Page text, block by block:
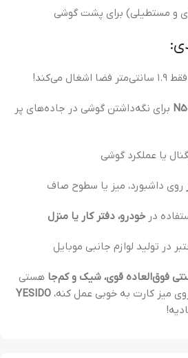
و مستطیلی) برای پشت گوشی
فضا اشغال می‌کند!
برای نگه‌داشتن گوشی در جاده‌های پر
یا عملکرد گوشی
روی داشبورد، میز یا سطوح صاف
در خودرو، دفتر کار یا منزل
در تولید لوازم جانبی موبایل
فوق‌العاده قوی، شیک و کم‌جا هستی
میز کارت به خوبی عمل کنه، YESIDO